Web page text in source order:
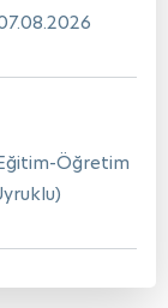
Öğretim